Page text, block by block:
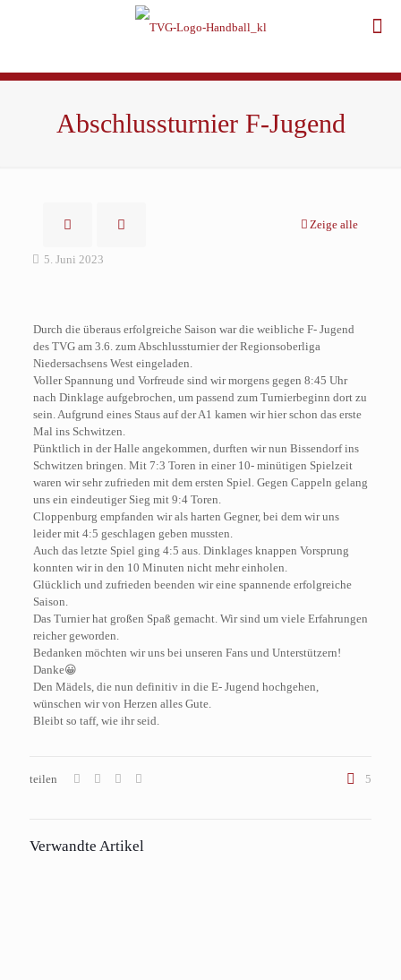
Abschlussturnier F-Jugend
Zeige alle
5. Juni 2023
Durch die überaus erfolgreiche Saison war die weibliche F- Jugend
des TVG am 3.6. zum Abschlussturnier der Regionsoberliga
Niedersachsens West eingeladen.
Voller Spannung und Vorfreude sind wir morgens gegen 8:45 Uhr
nach Dinklage aufgebrochen, um passend zum Turnierbeginn dort zu
sein. Aufgrund eines Staus auf der A1 kamen wir hier schon das erste
Mal ins Schwitzen.
Pünktlich in der Halle angekommen, durften wir nun Bissendorf ins
Schwitzen bringen. Mit 7:3 Toren in einer 10- minütigen Spielzeit
waren wir sehr zufrieden mit dem ersten Spiel. Gegen Cappeln gelang
uns ein eindeutiger Sieg mit 9:4 Toren.
Cloppenburg empfanden wir als harten Gegner, bei dem wir uns
leider mit 4:5 geschlagen geben mussten.
Auch das letzte Spiel ging 4:5 aus. Dinklages knappen Vorsprung
konnten wir in den 10 Minuten nicht mehr einholen.
Glücklich und zufrieden beenden wir eine spannende erfolgreiche
Saison.
Das Turnier hat großen Spaß gemacht. Wir sind um viele Erfahrungen
reicher geworden.
Bedanken möchten wir uns bei unseren Fans und Unterstützern!
Danke😀
Den Mädels, die nun definitiv in die E- Jugend hochgehen,
wünschen wir von Herzen alles Gute.
Bleibt so taff, wie ihr seid.
teilen 5
Verwandte Artikel